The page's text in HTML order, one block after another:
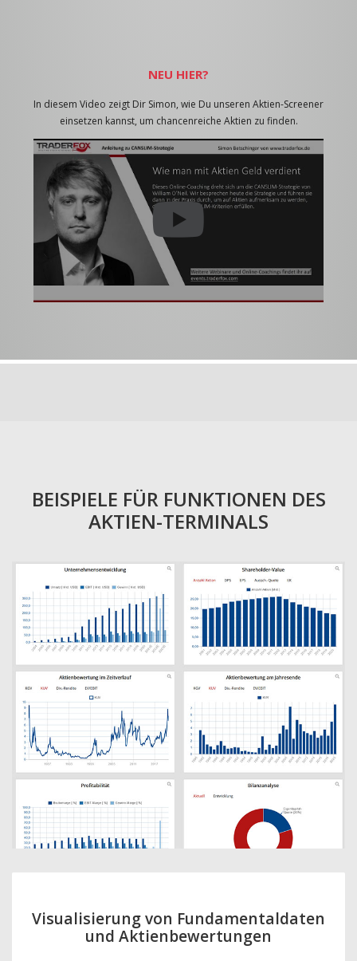
NEU HIER?
In diesem Video zeigt Dir Simon, wie Du unseren Aktien-Screener
einsetzen kannst, um chancenreiche Aktien zu finden.
BEISPIELE FÜR FUNKTIONEN DES
AKTIEN-TERMINALS
Visualisierung von Fundamentaldaten
und Aktienbewertungen